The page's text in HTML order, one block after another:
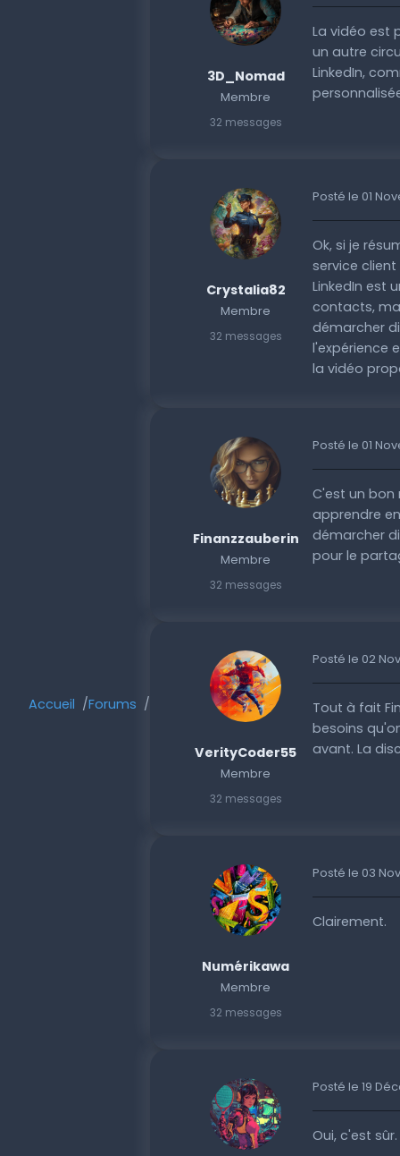
Accueil Forums
3D_Nomad
Membre
32 messages
La vidéo est
un autre
LinkedIn,
Crystalia82
Membre
32 messages
Posté le 01
Ok, si je
service
LinkedIn est
contacts,
démarcher
l'expérience
la vidéo
Finanzzauberin
Membre
32 messages
Posté le 01
C'est un
apprendre
démarcher
pour le
VerityCoder55
Membre
32 messages
Posté le 02
Tout à fait
besoins
avant. La
Numérikawa
Membre
32 messages
Posté le 03
Clairement.
Posté le 19
Oui, c'est